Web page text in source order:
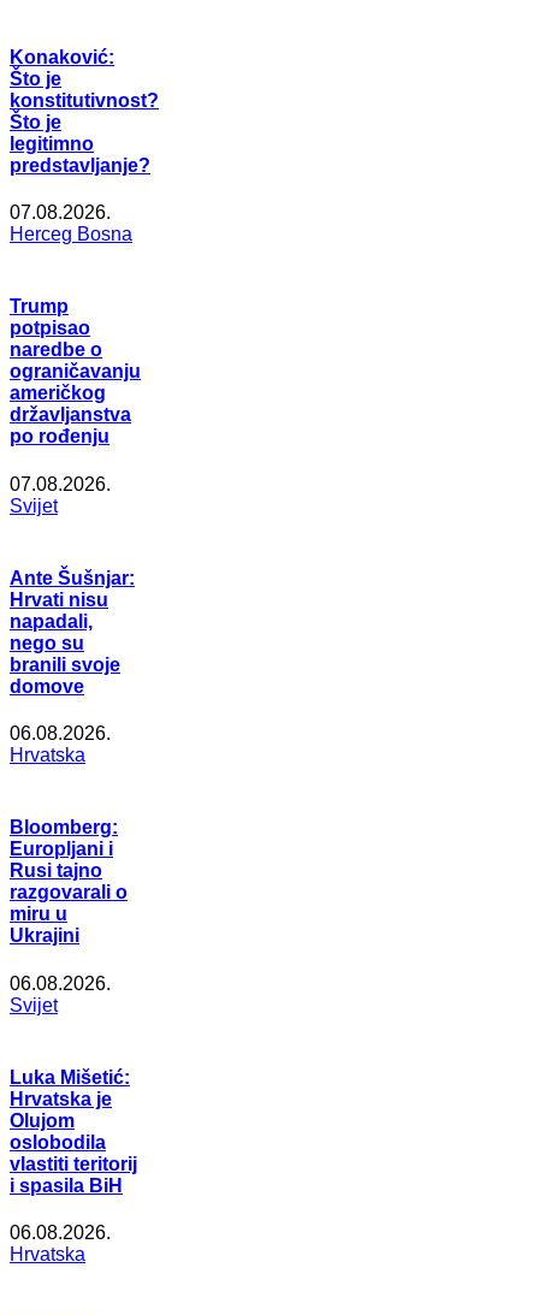
Konaković:
Što je
konstitutivnost?
Što je
legitimno
predstavljanje?
07.08.2026.
Herceg Bosna
Trump
potpisao
naredbe o
ograničavanju
američkog
državljanstva
po rođenju
07.08.2026.
Svijet
Ante Šušnjar:
Hrvati nisu
napadali,
nego su
branili svoje
domove
06.08.2026.
Hrvatska
Bloomberg:
Europljani i
Rusi tajno
razgovarali o
miru u
Ukrajini
06.08.2026.
Svijet
Luka Mišetić:
Hrvatska je
Olujom
oslobodila
vlastiti teritorij
i spasila BiH
06.08.2026.
Hrvatska